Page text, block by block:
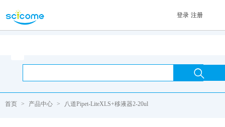
登录 注册

首页 > 产品中心 > 八道Pipet-LiteXLS+移液器2-20ul